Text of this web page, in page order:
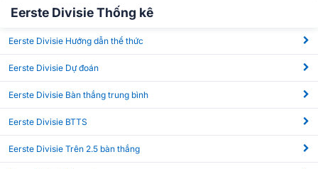
Eerste Divisie Thống kê
Eerste Divisie Hướng dẫn thể thức
Eerste Divisie Dự đoán
Eerste Divisie Bàn thắng trung bình
Eerste Divisie BTTS
Eerste Divisie Trên 2.5 bàn thắng